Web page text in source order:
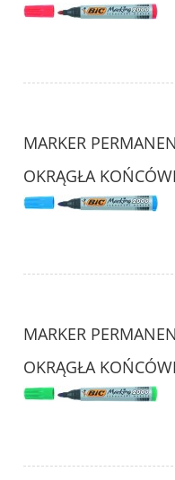
MARKER
OKRĄGŁA
MARKER
OKRĄGŁA